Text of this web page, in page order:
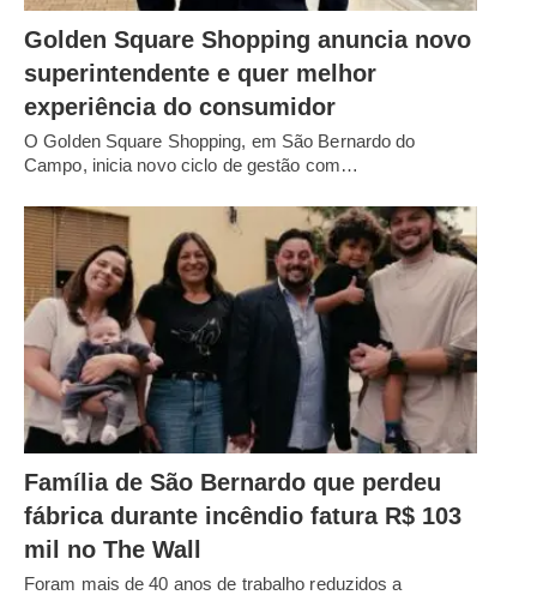
Golden Square Shopping anuncia novo
superintendente e quer melhor
experiência do consumidor
O Golden Square Shopping, em São Bernardo do
Campo, inicia novo ciclo de gestão com…
Família de São Bernardo que perdeu
fábrica durante incêndio fatura R$ 103
mil no The Wall
Foram mais de 40 anos de trabalho reduzidos a